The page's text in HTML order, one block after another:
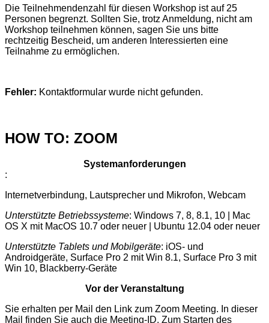
Die Teilnehmendenzahl für diesen Workshop ist auf 25
Personen begrenzt. Sollten Sie, trotz Anmeldung, nicht am
Workshop teilnehmen können, sagen Sie uns bitte
rechtzeitig Bescheid, um anderen Interessierten eine
Teilnahme zu ermöglichen.
Fehler: Kontaktformular wurde nicht gefunden.
HOW TO: ZOOM
Systemanforderungen
:
Internetverbindung, Lautsprecher und Mikrofon, Webcam
Unterstützte Betriebssysteme: Windows 7, 8, 8.1, 10 | Mac
OS X mit MacOS 10.7 oder neuer | Ubuntu 12.04 oder neuer
Unterstützte Tablets und Mobilgeräte: iOS- und
Androidgeräte, Surface Pro 2 mit Win 8.1, Surface Pro 3 mit
Win 10, Blackberry-Geräte
Vor der Veranstaltung
Sie erhalten per Mail den Link zum Zoom Meeting. In dieser
Mail finden Sie auch die Meeting-ID. Zum Starten des